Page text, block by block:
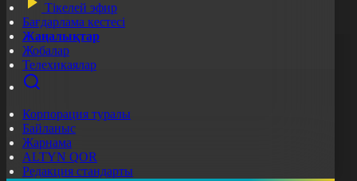
Тікелей эфир
Бағдарлама кестесі
Жаңалықтар
Жобалар
Телехикаялар
Корпорация туралы
Байланыс
Жарнама
ALTYN QOR
Редакция стандарты